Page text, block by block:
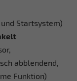
Startsystem)
abblendend,
Funktion)